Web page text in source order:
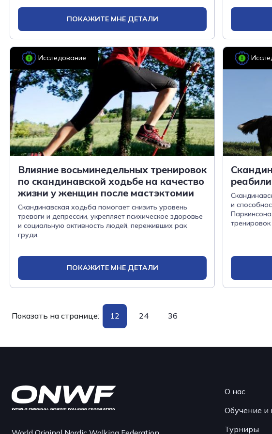
ПОКАЖИТЕ МНЕ ДЕТАЛИ
Исследование
Влияние восьминедельных тренировок
по скандинавской ходьбе на качество
жизни у женщин после мастэктомии
Скандинавская ходьба помогает снизить уровень
тревоги и депрессии, укрепляет психическое здоровье
и социальную активность людей, переживших рак
груди.
ПОКАЖИТЕ МНЕ ДЕТАЛИ
и
Показать на странице: 12 24 36
О нас
Обучение и
Турниры